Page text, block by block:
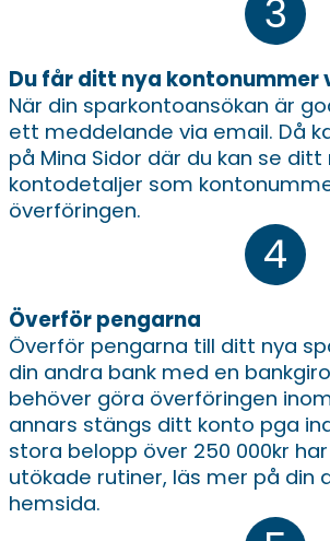
Du får ditt nya kontonummer
När din sparkontoansökan är
ett meddelande via email. Då
på Mina Sidor där du kan se
kontodetaljer som
överföringen.
Överför pengarna
Överför pengarna till ditt nya
din andra bank med en
behöver göra överföringen
annars stängs ditt konto pga
stora belopp över 250 000kr
utökade rutiner, läs mer på din
hemsida.